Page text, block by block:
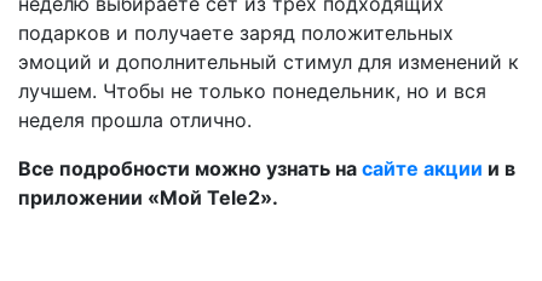
подарков и получаете заряд положительных
эмоций и дополнительный стимул для изменений к
лучшем. Чтобы не только понедельник, но и вся
неделя прошла отлично.
Все подробности можно узнать на сайте акции и в
приложении «Мой Tele2».